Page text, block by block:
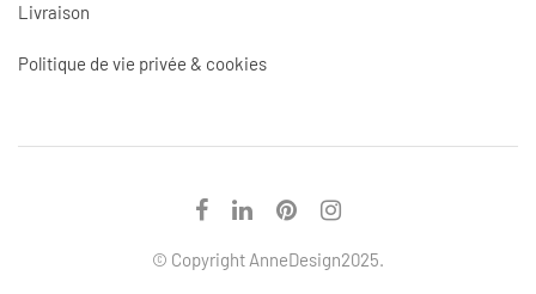
Livraison
Politique de vie privée & cookies
© Copyright AnneDesign2025.